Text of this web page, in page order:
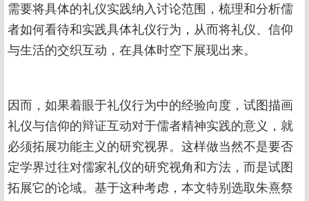
需要将具体的礼仪实践纳入讨论范围，梳理和分析儒
者如何看待和实践具体礼仪行为，从而将礼仪、信仰
与生活的交织互动，在具体时空下展现出来。
因而，如果着眼于礼仪行为中的经验向度，试图描画
礼仪与信仰的辩证互动对于儒者精神实践的意义，就
必须拓展功能主义的研究视界。这样做当然不是要否
定学界过往对儒家礼仪的研究视角和方法，而是试图
拓展它的论域。基于这种考虑，本文特别选取朱熹祭